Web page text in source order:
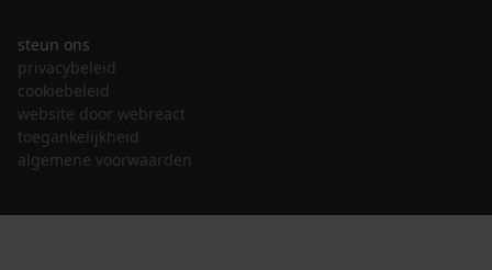
steun ons
privacybeleid
cookiebeleid
website door webreact
toegankelijkheid
algemene voorwaarden